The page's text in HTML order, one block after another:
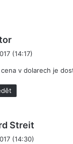
a
s
a
l
(14:17)
v dolarech je
Streit
(14:30)